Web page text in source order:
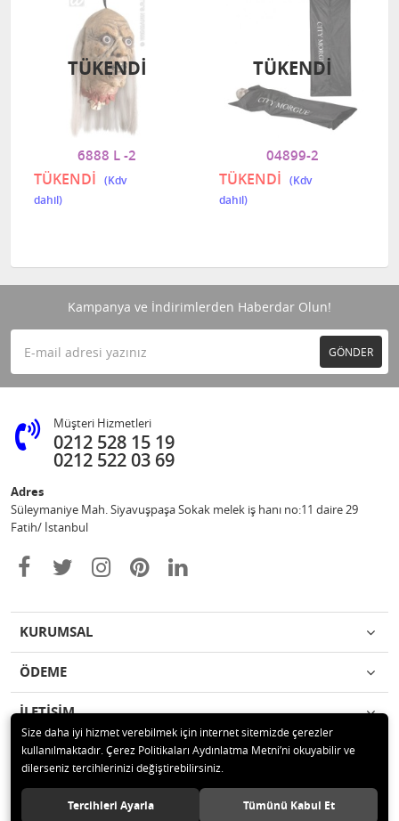
6888 L -2
TÜKENDİ
TÜKENDI
04899-2
TÜKENDİ
TÜKENDI
Kampanya ve İndirimlerden Haberdar Olun!
GÖNDER
Müşteri Hizmetleri
0212 528 15 19
0212 522 03 69
Adres
Süleymaniye Mah. Siyavuşpaşa Sokak melek iş hanı no:11 daire 29
Fatih/ İstanbul
KURUMSAL
ÖDEME
İLETİŞİM
© 2020 Ufuk Şaka Oyunları ve Parti Malzemeleri Merkezi Tüm hakları
saklıdır.
Size daha iyi hizmet verebilmek için internet sitemizde çerezler
kullanılmaktadır. Çerez Politikaları Aydınlatma Metni’ni okuyabilir ve
dilerseniz tercihlerinizi değiştirebilirsiniz.
Tercihleri Ayarla Tümünü Kabul Et